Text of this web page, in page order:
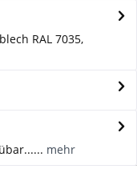
RAL 7035,
mehr